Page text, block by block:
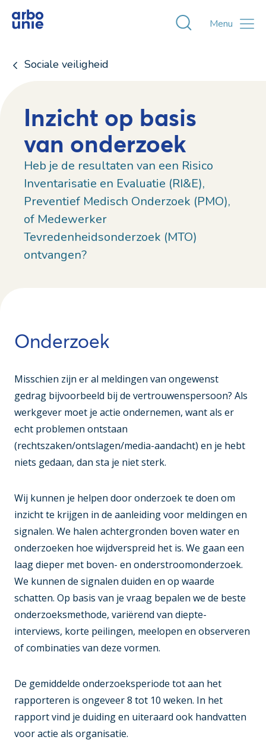
Toggle
Menu
Sociale veiligheid
Inzicht op basis
van onderzoek
Heb je de resultaten van een Risico
Inventarisatie en Evaluatie (RI&E),
Preventief Medisch Onderzoek (PMO),
of Medewerker
Tevredenheidsonderzoek (MTO)
ontvangen?
Onderzoek
Misschien zijn er al meldingen van ongewenst
gedrag bijvoorbeeld bij de vertrouwenspersoon? Als
werkgever moet je actie ondernemen, want als er
echt problemen ontstaan
(rechtszaken/ontslagen/media-aandacht) en je hebt
niets gedaan, dan sta je niet sterk.
Wij kunnen je helpen door onderzoek te doen om
inzicht te krijgen in de aanleiding voor meldingen en
signalen. We halen achtergronden boven water en
onderzoeken hoe wijdverspreid het is. We gaan een
laag dieper met boven- en onderstroomonderzoek.
We kunnen de signalen duiden en op waarde
schatten. Op basis van je vraag bepalen we de beste
onderzoeksmethode, variërend van diepte-
interviews, korte peilingen, meelopen en observeren
of combinaties van deze vormen.
De gemiddelde onderzoeksperiode tot aan het
rapporteren is ongeveer 8 tot 10 weken. In het
rapport vind je duiding en uiteraard ook handvatten
voor actie als organisatie.